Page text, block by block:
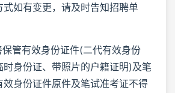
如有变更，请及时告知招聘单
管有效身份证件(二代有效身份
身份证、带照片的户籍证明)及笔
身份证件原件及笔试准考证不得